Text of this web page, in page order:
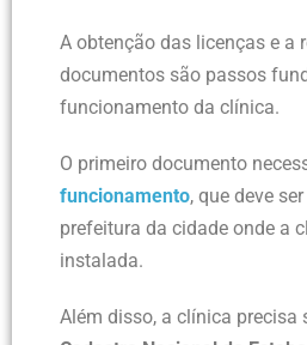
A obtenção das licenças e a
documentos são passos
funcionamento da clínica.
O primeiro documento
funcionamento, que deve
prefeitura da cidade onde a
instalada.
Além disso, a clínica precisa